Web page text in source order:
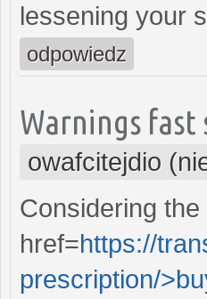
lessening your
odpowiedz
Warnings
owafcitejdio
Considering
href=https://
prescription/